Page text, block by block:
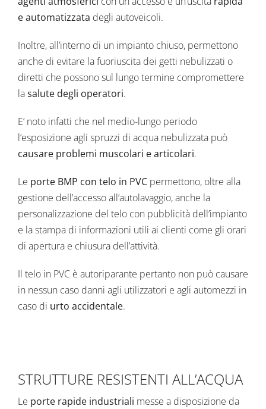
e automatizzata degli autoveicoli.
Inoltre, all’interno di un impianto chiuso, permettono
anche di evitare la fuoriuscita dei getti nebulizzati o
diretti che possono sul lungo termine compromettere
lasalute degli operatori.
E’ noto infatti che nel medio-lungo periodo
l’esposizione agli spruzzi di acqua nebulizzata può
causare problemi muscolari e articolari.
Le porte BMP con telo in PVC permettono, oltre alla
gestione dell’accesso all’autolavaggio, anche la
personalizzazione del telo con pubblicità dell’impianto
e la stampa di informazioni utili ai clienti come gli orari
di apertura e chiusura dell’attività.
Il telo in PVC è autoriparante pertanto non può causare
in nessun caso danni agli utilizzatori e agli automezzi in
caso di urto accidentale.
STRUTTURE RESISTENTI ALL’ACQUA
Le porte rapide industriali messe a disposizione da